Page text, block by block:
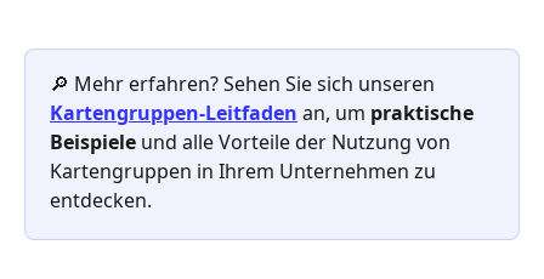
🔎 Mehr erfahren? Sehen Sie sich unseren
Kartengruppen-Leitfaden an, um praktische
Beispiele und alle Vorteile der Nutzung von
Kartengruppen in Ihrem Unternehmen zu
entdecken.